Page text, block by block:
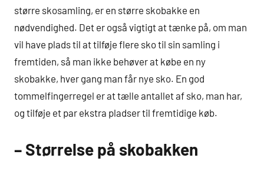
større skosamling, er en større skobakke en
nødvendighed. Det er også vigtigt at tænke på, om man
vil have plads til at tilføje flere sko til sin samling i
fremtiden, så man ikke behøver at købe en ny
skobakke, hver gang man får nye sko. En god
tommelfingerregel er at tælle antallet af sko, man har,
og tilføje et par ekstra pladser til fremtidige køb.
– Størrelse på skobakken